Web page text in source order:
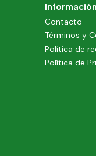
Información
Contacto
Términos y
Política de
Política de